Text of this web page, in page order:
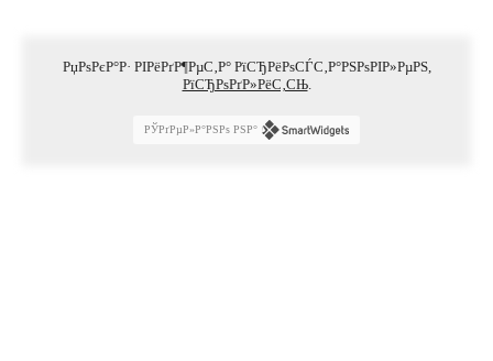
РџРѕРєР°Р· РІРёРґР¶РµС‚Р° РїСЂРёРѕСЃС‚Р°РЅРѕРІР»РµРЅ,
РїСЂРѕРґР»РёС‚СЊ.
РЎРґРµР»Р°РЅРѕ РЅР°